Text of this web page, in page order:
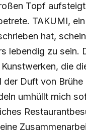
Topf
TAKUMI,
hat,
lebendig zu sein.
die
der Duft von
umhüllt mich